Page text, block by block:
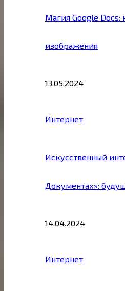
Магия Google Docs:
изображения
13.05.2024
Интернет
Искусственный
Документах»:
14.04.2024
Интернет